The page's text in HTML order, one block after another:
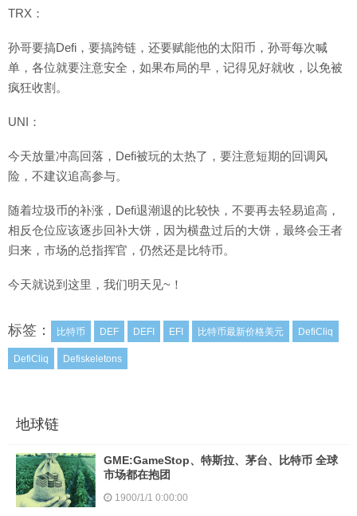
TRX：
孙哥要搞Defi，要搞跨链，还要赋能他的太阳币，孙哥每次喊
单，各位就要注意安全，如果布局的早，记得见好就收，以免被
疯狂收割。
UNI：
今天放量冲高回落，Defi被玩的太热了，要注意短期的回调风
险，不建议追高参与。
随着垃圾币的补涨，Defi退潮退的比较快，不要再去轻易追高，
相反仓位应该逐步回补大饼，因为横盘过后的大饼，最终会王者
归来，市场的总指挥官，仍然还是比特币。
今天就说到这里，我们明天见~！
标签： 比特币 DEF DEFI EFI 比特币最新价格美元 DefiCliq
DefiCliq Defiskeletons
地球链
GME:GameStop、特斯拉、茅台、比特币 全球
市场都在抱团
1900/1/1 0:00:00